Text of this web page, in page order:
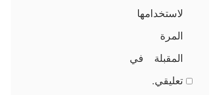
لاستخدامها
المرة
المقبلة في
تعليقي.